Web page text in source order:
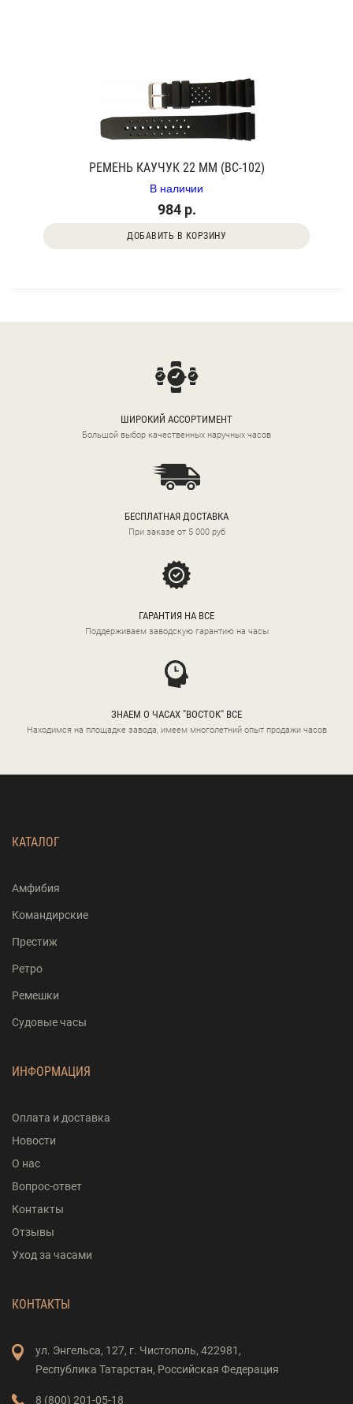
РЕМЕНЬ КАУЧУК 22 ММ (BC-102)
В наличии
984 р.
ДОБАВИТЬ В КОРЗИНУ
ШИРОКИЙ АССОРТИМЕНТ
Большой выбор качественных наручных часов
БЕСПЛАТНАЯ ДОСТАВКА
При заказе от 5 000 руб
ГАРАНТИЯ НА ВСЕ
Поддерживаем заводскую гарантию на часы
ЗНАЕМ О ЧАСАХ "ВОСТОК" ВСЕ
Находимся на площадке завода, имеем многолетний опыт продажи часов
КАТАЛОГ
Амфибия
Командирские
Престиж
Ретро
Ремешки
Судовые часы
ИНФОРМАЦИЯ
Оплата и доставка
Новости
О нас
Вопрос-ответ
Контакты
Отзывы
Уход за часами
КОНТАКТЫ
ул. Энгельса, 127, г. Чистополь, 422981,
Республика Татарстан, Российская Федерация
8 (800) 201-05-18